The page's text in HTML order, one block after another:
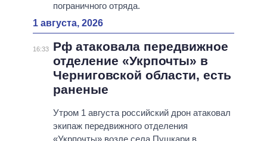
пограничного отряда.
1 августа, 2026
16:33
Рф атаковала передвижное
отделение «Укрпочты» в
Черниговской области, есть
раненые
Утром 1 августа российский дрон атаковал
экипаж передвижного отделения